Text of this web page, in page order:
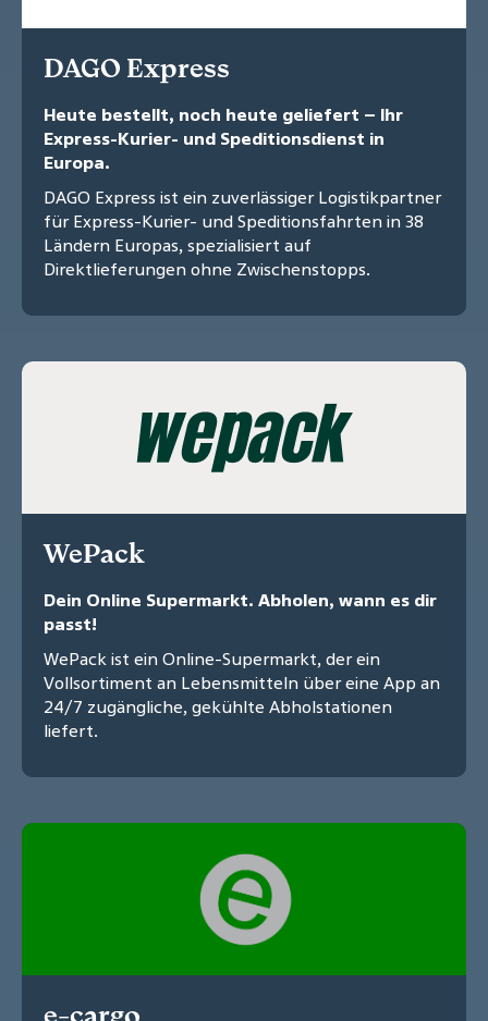
DAGO Express
Heute bestellt, noch heute geliefert – Ihr
Express-Kurier- und Speditionsdienst in
Europa.
DAGO Express ist ein zuverlässiger Logistikpartner
für Express-Kurier- und Speditionsfahrten in 38
Ländern Europas, spezialisiert auf
Direktlieferungen ohne Zwischenstopps.
WePack
Dein Online Supermarkt. Abholen, wann es dir
passt!
WePack ist ein Online-Supermarkt, der ein
Vollsortiment an Lebensmitteln über eine App an
24/7 zugängliche, gekühlte Abholstationen
liefert.